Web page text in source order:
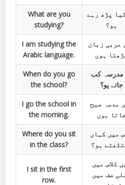
What are you
studying?
پڑھ رہے
ہو؟
I am studying the
Arabic language.
عربی زبان
ہوں
When do you go
the school?
مدرسہ کب
جاتے پو؟
I go the school in
the morning.
مدسہ صبح
ہوں
Where do you sit
in the class?
میں کہاں
ہو؟
I sit in the first
row.
کلاس میں
صف میں